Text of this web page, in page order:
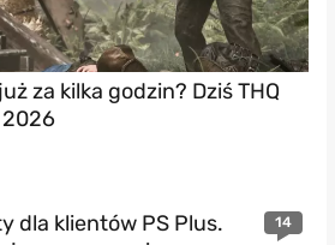
za kilka godzin? Dziś THQ
14
dla klientów PS Plus.